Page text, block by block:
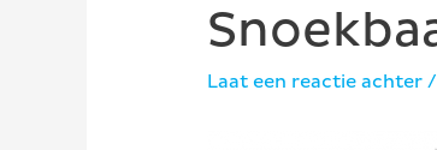
Laat een reactie achter